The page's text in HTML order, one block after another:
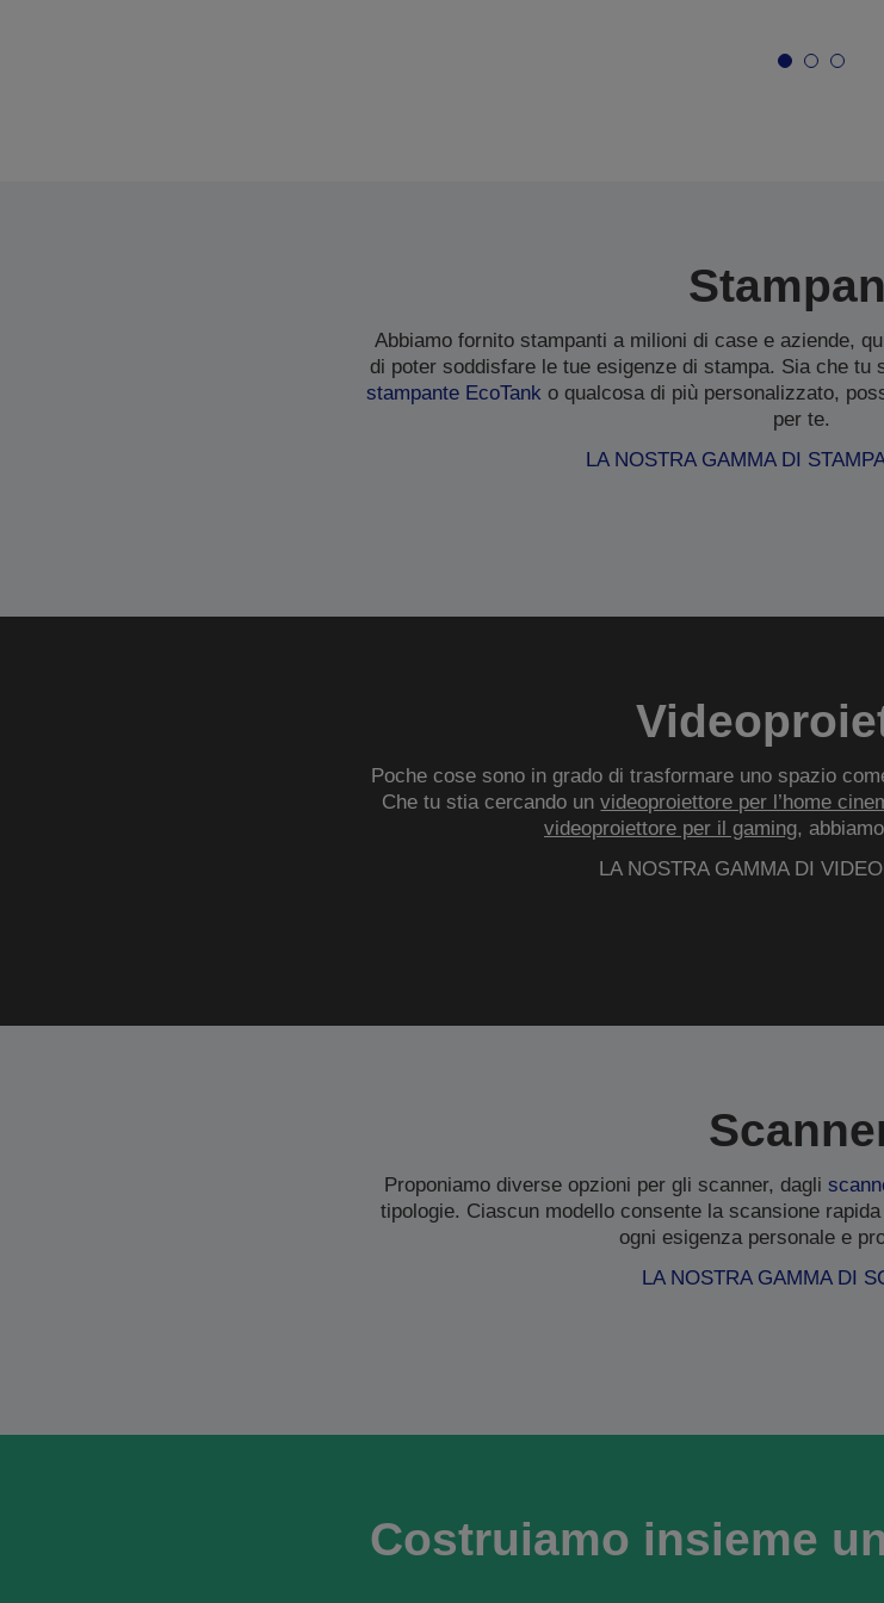
Abbiamo fornito stampanti a milioni di case e aziende,
di poter soddisfare le tue esigenze di stampa. Sia che tu
stampante EcoTank o qualcosa di più personalizzato,
per te.
LA NOSTRA GAMMA DI
Poche cose sono in grado di trasformare uno spazio
Che tu stia cercando unvideoproiettore per l’home
videoproiettore per il gaming,
LA NOSTRA GAMMA DI
Proponiamo diverse opzioni per gli scanner, dagli
tipologie. Ciascun modello consente la scansione
ogni esigenza personale e
LA NOSTRA GAMMA DI
Costruiamo insieme